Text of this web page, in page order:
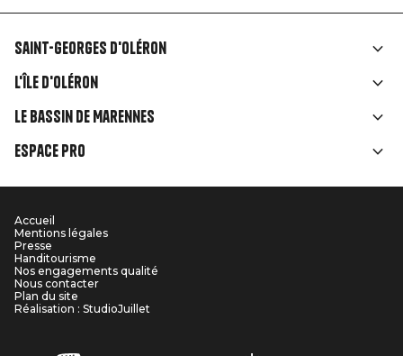
Liens
rubriques
Saint-Georges d'Oléron
L'île d'Oléron
Le Bassin de Marennes
Espace Pro
Menu
Pied
de
Accueil
Mentions légales
Presse
Handitourisme
Nos engagements qualité
Nous contacter
Plan du site
Réalisation : StudioJuillet